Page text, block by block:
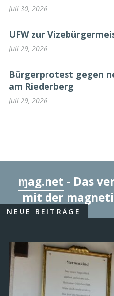
Juli 30, 2026
UFW zur
Juli 29, 2026
Bürgerprotest gegen
am Riederberg
Juli 29, 2026
ɱag.net - Das
mit der
NEUE BEITRÄGE